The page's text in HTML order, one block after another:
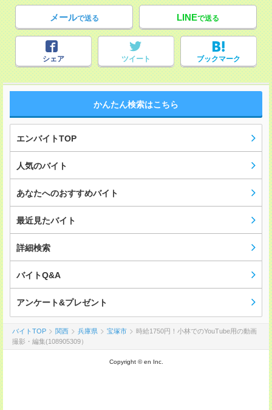
メールで送る LINEで送る
シェア ツイート ブックマーク
かんたん検索はこちら
エンバイトTOP
人気のバイト
あなたへのおすすめバイト
最近見たバイト
詳細検索
バイトQ&A
アンケート&プレゼント
バイトTOP 関西 兵庫県 宝塚市
時給1750円！小林でのYouTube用の動画
撮影・編集(108905309）
Copyright © en Inc.